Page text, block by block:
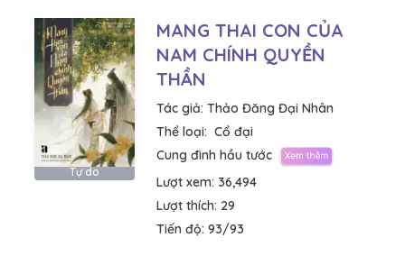
Tự do
MANG THAI CON CỦA
NAM CHÍNH QUYỀN
THẦN
Tác giả: Thảo Đăng Đại Nhân
Thể loại: Cổ đại
Cung đình hầu tước
Lượt xem: 36,494
Lượt thích: 29
Tiến độ: 93/93